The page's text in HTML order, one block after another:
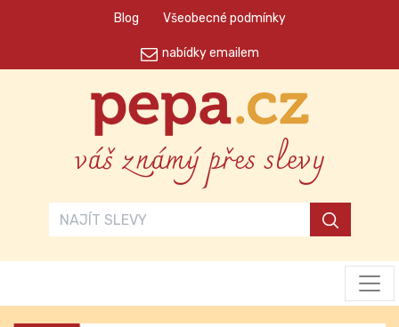
Blog Všeobecné podmínky
nabídky emailem
váš známý přes slevy